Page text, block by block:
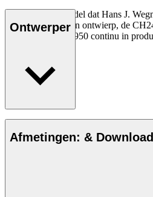
Het allereerste model dat Hans J.
Carl Hansen & Søn ontwierp, de
de introductie in 1950 continu in
Ontwerper
De Deense meubelontwerper Hans J.
gezien als een van de meest
ontwerpers aller tijden, bekend om
inzicht in vakmanschap en
ontwerpen. Wegner ontwierp bijna
Afmetingen: &